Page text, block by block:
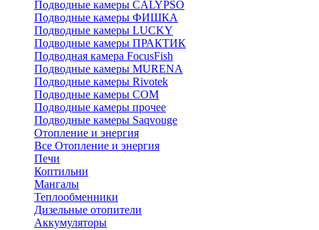
Подводные камеры CALYPSO
Подводные камеры ФИШКА
Подводные камеры LUCKY
Подводные камеры ПРАКТИК
Подводная камера FocusFish
Подводные камеры MURENA
Подводные камеры Rivotek
Подводные камеры СОМ
Подводные камеры прочее
Подводные камеры Saqvouge
Отопление и энергия
Все Отопление и энергия
Печи
Коптильни
Мангалы
Теплообменники
Дизельные отопители
Аккумуляторы